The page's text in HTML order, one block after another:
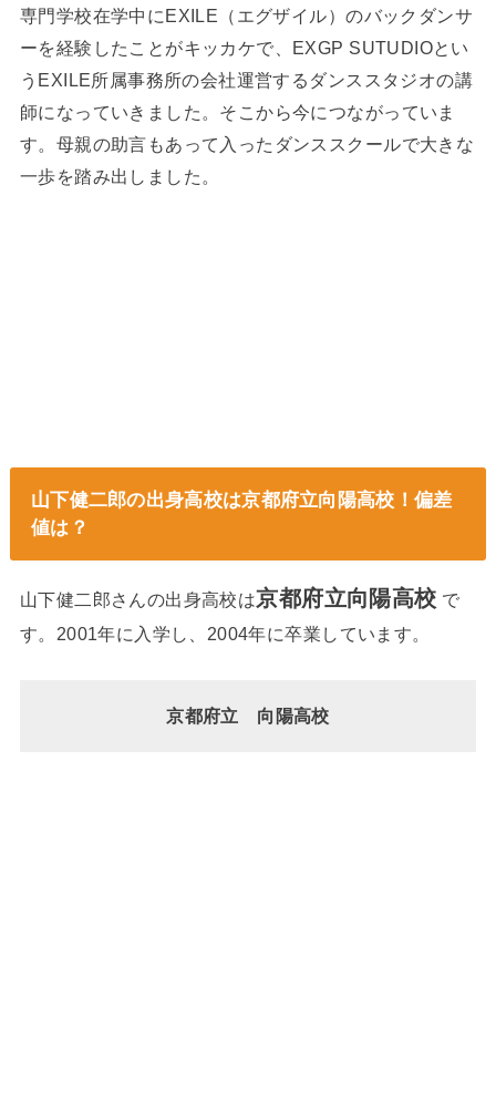
専門学校在学中にEXILE（エグザイル）のバックダンサ
ーを経験したことがキッカケで、EXGP SUTUDIOとい
うEXILE所属事務所の会社運営するダンススタジオの講
師になっていきました。そこから今につながっていま
す。母親の助言もあって入ったダンススクールで大きな
一歩を踏み出しました。
山下健二郎の出身高校は京都府立向陽高校！偏差
値は？
山下健二郎さんの出身高校は京都府立向陽高校 で
す。2001年に入学し、2004年に卒業しています。
京都府立 向陽高校